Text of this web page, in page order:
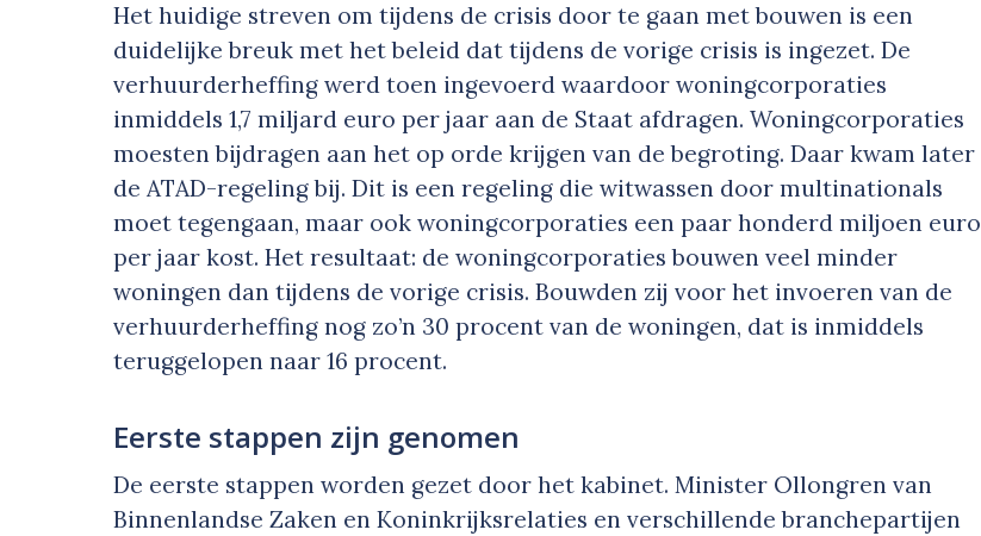
Het huidige streven om tijdens de crisis door te gaan met bouwen is een
duidelijke breuk met het beleid dat tijdens de vorige crisis is ingezet. De
verhuurderheffing werd toen ingevoerd waardoor woningcorporaties
inmiddels 1,7 miljard euro per jaar aan de Staat afdragen. Woningcorporaties
moesten bijdragen aan het op orde krijgen van de begroting. Daar kwam later
de ATAD-regeling bij. Dit is een regeling die witwassen door multinationals
moet tegengaan, maar ook woningcorporaties een paar honderd miljoen euro
per jaar kost. Het resultaat: de woningcorporaties bouwen veel minder
woningen dan tijdens de vorige crisis. Bouwden zij voor het invoeren van de
verhuurderheffing nog zo’n 30 procent van de woningen, dat is inmiddels
teruggelopen naar 16 procent.
Eerste stappen zijn genomen
De eerste stappen worden gezet door het kabinet. Minister Ollongren van
Binnenlandse Zaken en Koninkrijksrelaties en verschillende branchepartijen